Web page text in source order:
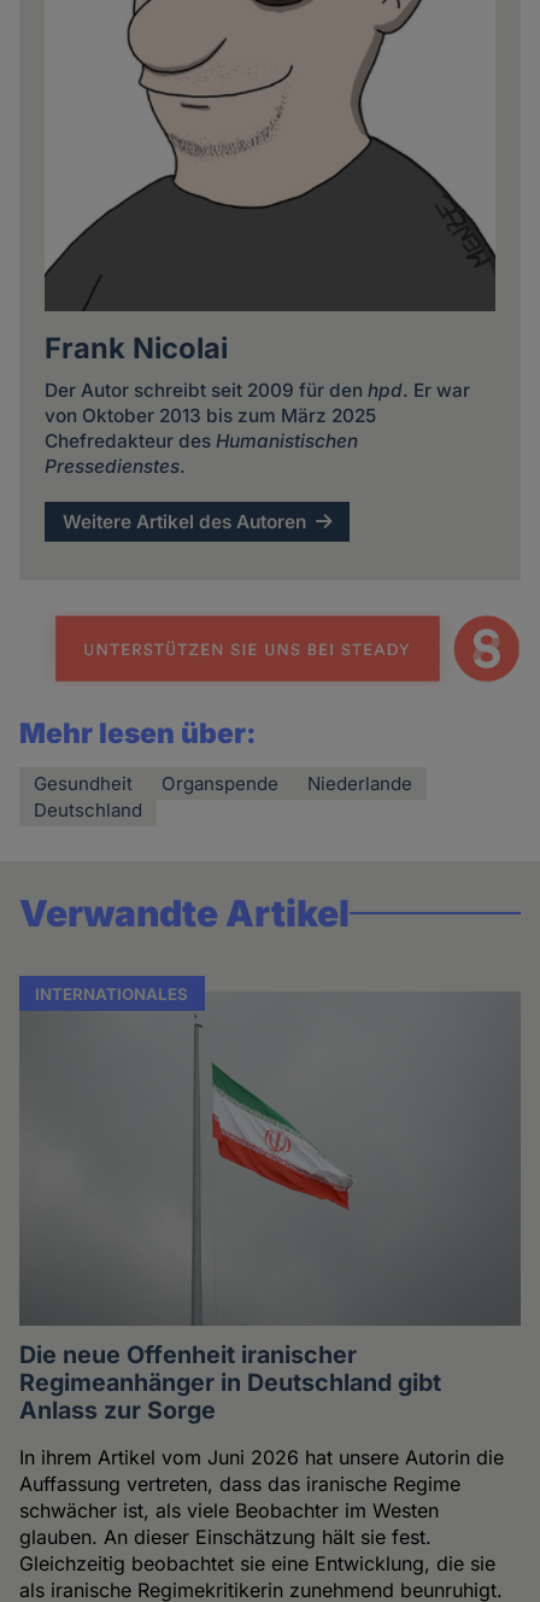
Frank Nicolai
Der Autor schreibt seit 2009 für den hpd. Er war
von Oktober 2013 bis zum März 2025
Chefredakteur des Humanistischen
Pressedienstes.
Weitere Artikel des Autoren
Mehr lesen über:
Gesundheit Organspende
Niederlande
Deutschland
Verwandte Artikel
INTERNATIONALES
Die neue Offenheit iranischer
Regimeanhänger in Deutschland gibt
Anlass zur Sorge
In ihrem Artikel vom Juni 2026 hat unsere Autorin die
Auffassung vertreten, dass das iranische Regime
schwächer ist, als viele Beobachter im Westen
glauben. An dieser Einschätzung hält sie fest.
Gleichzeitig beobachtet sie eine Entwicklung, die sie
als iranische Regimekritikerin zunehmend beunruhigt.